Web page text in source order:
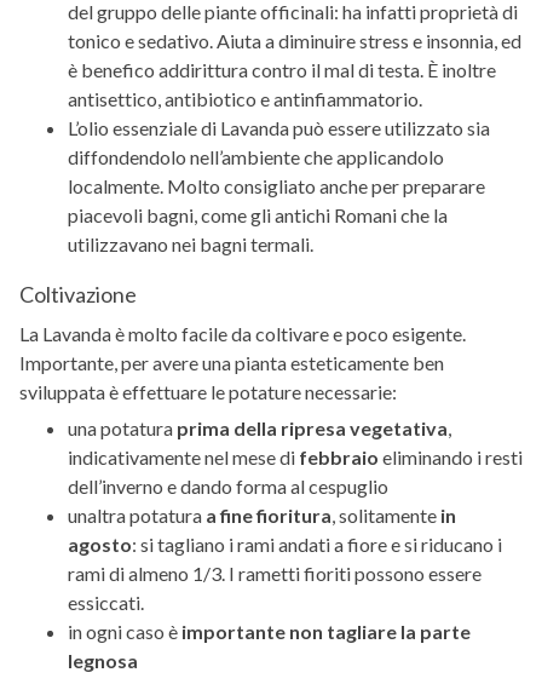
del gruppo delle piante officinali: ha infatti proprietà di
tonico e sedativo. Aiuta a diminuire stress e insonnia, ed
è benefico addirittura contro il mal di testa. È inoltre
antisettico, antibiotico e antinfiammatorio.
L’olio essenziale di Lavanda può essere utilizzato sia
diffondendolo nell’ambiente che applicandolo
localmente. Molto consigliato anche per preparare
piacevoli bagni, come gli antichi Romani che la
utilizzavano nei bagni termali.
Coltivazione
La Lavanda è molto facile da coltivare e poco esigente.
Importante, per avere una pianta esteticamente ben
sviluppata è effettuare le potature necessarie:
una potatura prima della ripresa vegetativa
indicativamente nel mese di febbraio eliminando i resti
dell’inverno e dando forma al cespuglio
unaltra potatura a fine fioritura , solitamente in
agosto: si tagliano i rami andati a fiore e si riducano i
rami di almeno 1/3. I rametti fioriti possono essere
essiccati.
in ogni caso è importante non tagliare la parte
legnosa